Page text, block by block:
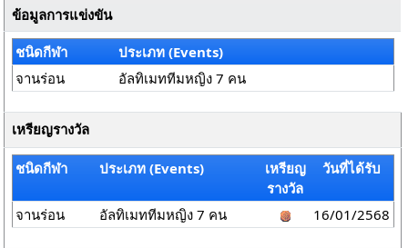
ข้อมูลการแข่งขัน
ชนิดกีฬา
ประเภท (Events)
จานร่อน
อัลทิเมททีมหญิง 7 คน
เหรียญรางวัล
ชนิดกีฬา ประเภท (Events)
เหรียญ
รางวัล
วันที่ได้รับ
จานร่อน อัลทิเมททีมหญิง 7 คน 16/01/2568